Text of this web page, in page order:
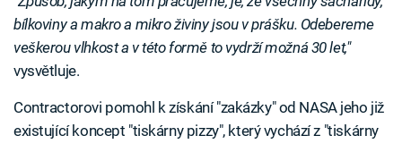
bílkoviny a makro a mikro živiny jsou v prášku. Odebereme
veškerou vlhkost a v této formě to vydrží možná 30 let,"
vysvětluje.
Contractorovi pomohl k získání "zakázky" od NASA jeho již
existující koncept "tiskárny pizzy", který vychází z "tiskárny